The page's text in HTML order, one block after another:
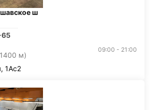
ш
65
м)
09:00 - 21:00
1Ас2